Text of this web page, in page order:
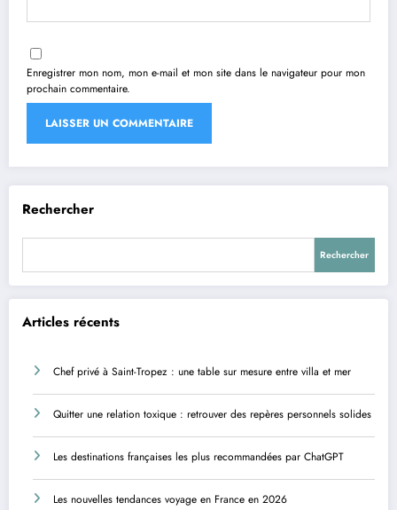
Enregistrer mon nom, mon e-mail et mon site dans le navigateur pour mon
prochain commentaire.
Rechercher
Rechercher
Articles récents
Chef privé à Saint-Tropez : une table sur mesure entre villa et mer
Quitter une relation toxique : retrouver des repères personnels solides
Les destinations françaises les plus recommandées par ChatGPT
Les nouvelles tendances voyage en France en 2026